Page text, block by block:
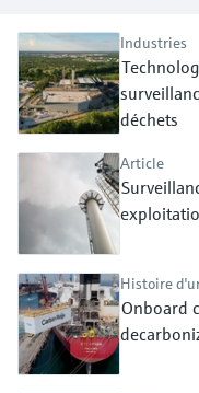
Device Viewer
Trouver des informations
documentation spécifiques
Recherche de pièces
Trouvez la bonne pièce de
tapant la racine/le code
accédez aux données
pour un remplacement/
Mesure du niveau par
micro-ondes
Mesure du niveau par
Voir tous
Photomètres de
Mesure par
Technologie
Voir tous
décisionnels
Industries
déchets
Article
Histoire
Onboard